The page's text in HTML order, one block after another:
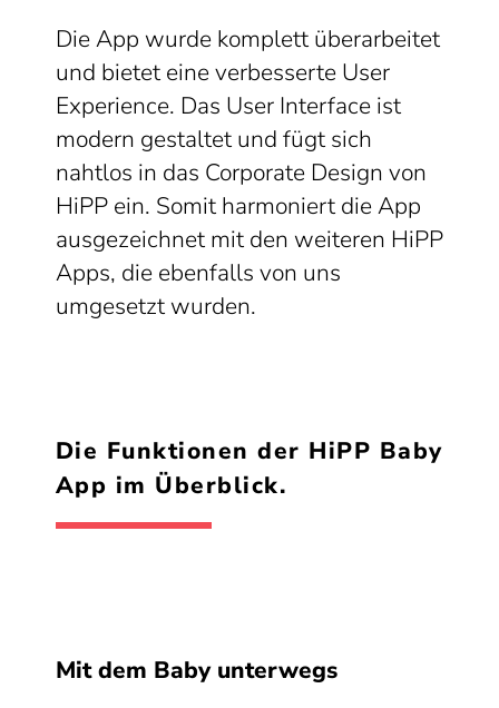
Die App wurde komplett überarbeitet
und bietet eine verbesserte User
Experience. Das User Interface ist
modern gestaltet und fügt sich
nahtlos in das Corporate Design von
HiPP ein. Somit harmoniert die App
ausgezeichnet mit den weiteren HiPP
Apps, die ebenfalls von uns
umgesetzt wurden.
Die Funktionen der HiPP Baby
App im Überblick.
Mit dem Baby unterwegs